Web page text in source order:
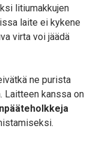
litiumakkujen
laite ei kykene
virta voi jäädä
ne purista
Laitteen kanssa on